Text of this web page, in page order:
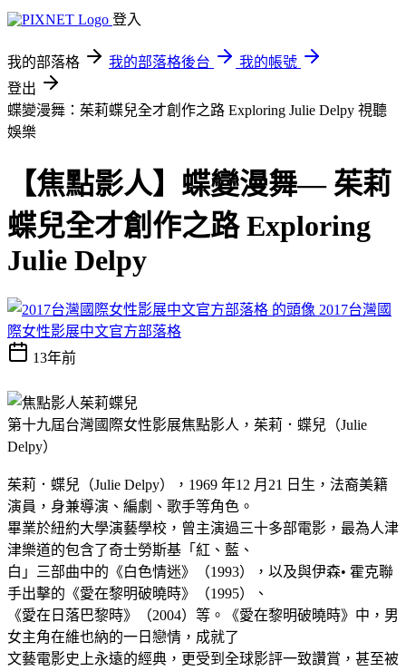
登入
我的部落格 我的部落格後台
我的帳號
登出
蝶變漫舞：茱莉蝶兒全才創作之路 Exploring Julie Delpy 視聽
娛樂
【焦點影人】蝶變漫舞— 茱莉
蝶兒全才創作之路 Exploring
Julie Delpy
2017台灣國
際女性影展中文官方部落格
13年前
第十九屆台灣國際女性影展焦點影人，茱莉．蝶兒（Julie
Delpy）
茱莉．蝶兒（Julie Delpy），1969 年12 月21 日生，法裔美籍
演員，身兼導演、編劇、歌手等角色。
畢業於紐約大學演藝學校，曾主演過三十多部電影，最為人津
津樂道的包含了奇士勞斯基「紅、藍、
白」三部曲中的《白色情迷》（1993），以及與伊森• 霍克聯
手出擊的《愛在黎明破曉時》（1995）、
《愛在日落巴黎時》（2004）等。《愛在黎明破曉時》中，男
女主角在維也納的一日戀情，成就了
文藝電影史上永遠的經典，更受到全球影評一致讚賞，甚至被